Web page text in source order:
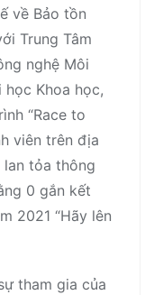
về Bảo tồn
Trung Tâm
nghệ Môi
Khoa học,
“Race to
viên trên địa
lan tỏa thông
0 gắn kết
2021 “Hãy lên
tham gia của